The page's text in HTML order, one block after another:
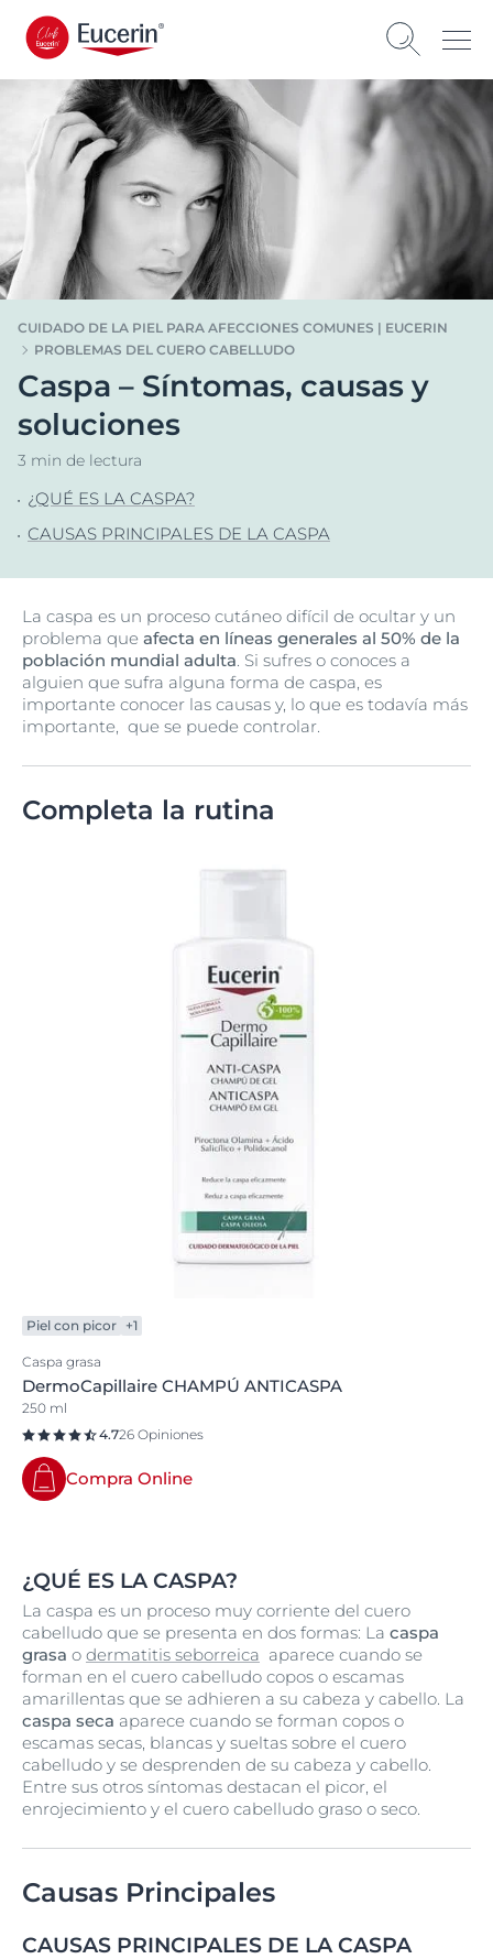
CUIDADO DE LA PIEL PARA AFECCIONES COMUNES | EUCERIN
PROBLEMAS DEL CUERO CABELLUDO
Caspa – Síntomas, causas y
soluciones
3 min de lectura
¿QUÉ ES LA CASPA?
CAUSAS PRINCIPALES DE LA CASPA
La caspa es un proceso cutáneo difícil de ocultar y un
problema que afecta en líneas generales al 50% de la
población mundial adulta. Si sufres o conoces a
alguien que sufra alguna forma de caspa, es
importante conocer las causas y, lo que es todavía más
importante, que se puede controlar.
Completa la rutina
Piel con picor +1
Caspa grasa
DermoCapillaire CHAMPÚ ANTICASPA
250 ml
4.726 Opiniones
Compra Online
¿QUÉ ES LA CASPA?
La caspa es un proceso muy corriente del cuero
cabelludo que se presenta en dos formas: La caspa
grasa o dermatitis seborreica aparece cuando se
forman en el cuero cabelludo copos o escamas
amarillentas que se adhieren a su cabeza y cabello. La
caspa seca aparece cuando se forman copos o
escamas secas, blancas y sueltas sobre el cuero
cabelludo y se desprenden de su cabeza y cabello.
Entre sus otros síntomas destacan el picor, el
enrojecimiento y el cuero cabelludo graso o seco.
Causas Principales
CAUSAS PRINCIPALES DE LA CASPA